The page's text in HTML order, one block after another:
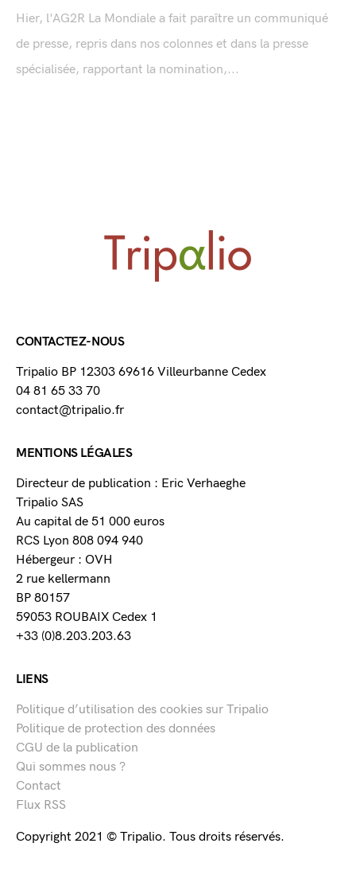
Hier, l'AG2R La Mondiale a fait paraître un communiqué
de presse, repris dans nos colonnes et dans la presse
spécialisée, rapportant la nomination,...
CONTACTEZ-NOUS
Tripalio BP 12303 69616 Villeurbanne Cedex
04 81 65 33 70
contact@tripalio.fr
MENTIONS LÉGALES
Directeur de publication : Eric Verhaeghe
Tripalio SAS
Au capital de 51 000 euros
RCS Lyon 808 094 940
Hébergeur : OVH
2 rue kellermann
BP 80157
59053 ROUBAIX Cedex 1
+33 (0)8.203.203.63
LIENS
Politique d’utilisation des cookies sur Tripalio
Politique de protection des données
CGU de la publication
Qui sommes nous ?
Contact
Flux RSS
Copyright 2021 © Tripalio. Tous droits réservés.